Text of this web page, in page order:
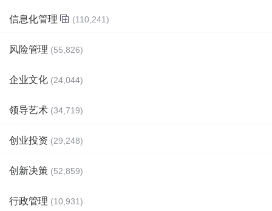
信息化管理 (110,241)
风险管理 (55,826)
企业文化 (24,044)
领导艺术 (34,719)
创业投资 (29,248)
创新决策 (52,859)
行政管理 (10,931)